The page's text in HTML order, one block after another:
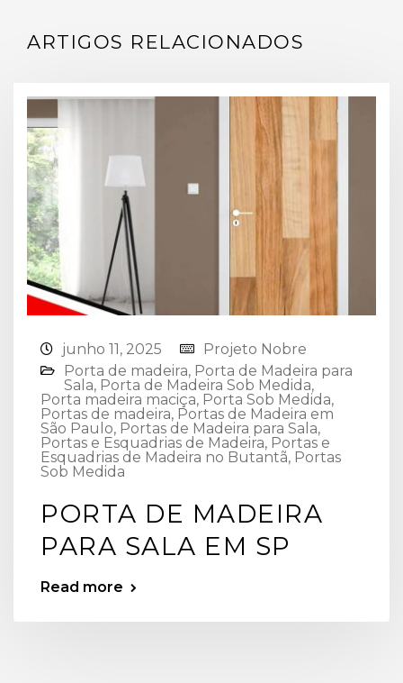
ARTIGOS RELACIONADOS
junho 11, 2025
Projeto Nobre
Porta de madeira, Porta de Madeira para
Sala, Porta de Madeira Sob Medida,
Porta madeira maciça, Porta Sob Medida,
Portas de madeira, Portas de Madeira em
São Paulo, Portas de Madeira para Sala,
Portas e Esquadrias de Madeira, Portas e
Esquadrias de Madeira no Butantã, Portas
Sob Medida
PORTA DE MADEIRA
PARA SALA EM SP
Read more